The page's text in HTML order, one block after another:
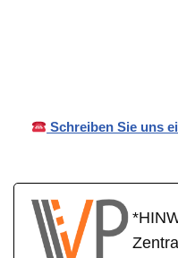
Schreiben Sie uns